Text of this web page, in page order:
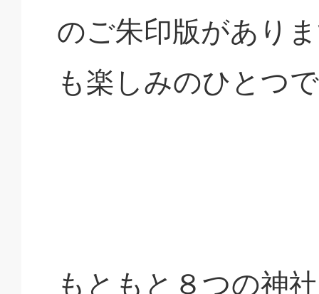
のご朱印版があり
も楽しみのひとつ
もともと８つの神